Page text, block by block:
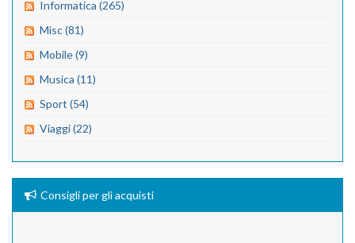
Informatica (265)
Misc (81)
Mobile (9)
Musica (11)
Sport (54)
Viaggi (22)
Consigli per gli acquisti